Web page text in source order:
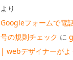
より
Googleフォームで電
号の規則チェック に
| webデザイナーがよ